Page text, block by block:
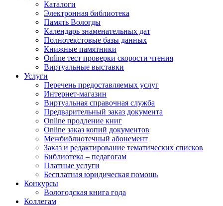
Каталоги
Электронная библиотека
Память Вологды
Календарь знаменательных дат
Полнотекстовые базы данных
Книжные памятники
Online тест проверки скорости чтения
Виртуальные выставки
Услуги
Перечень предоставляемых услуг
Интернет-магазин
Виртуальная справочная служба
Предварительный заказ документа
Online продление книг
Online заказ копий документов
Межбиблиотечный абонемент
Заказ и редактирование тематических списков
Библиотека – педагогам
Платные услуги
Бесплатная юридическая помощь
Конкурсы
Вологодская книга года
Коллегам